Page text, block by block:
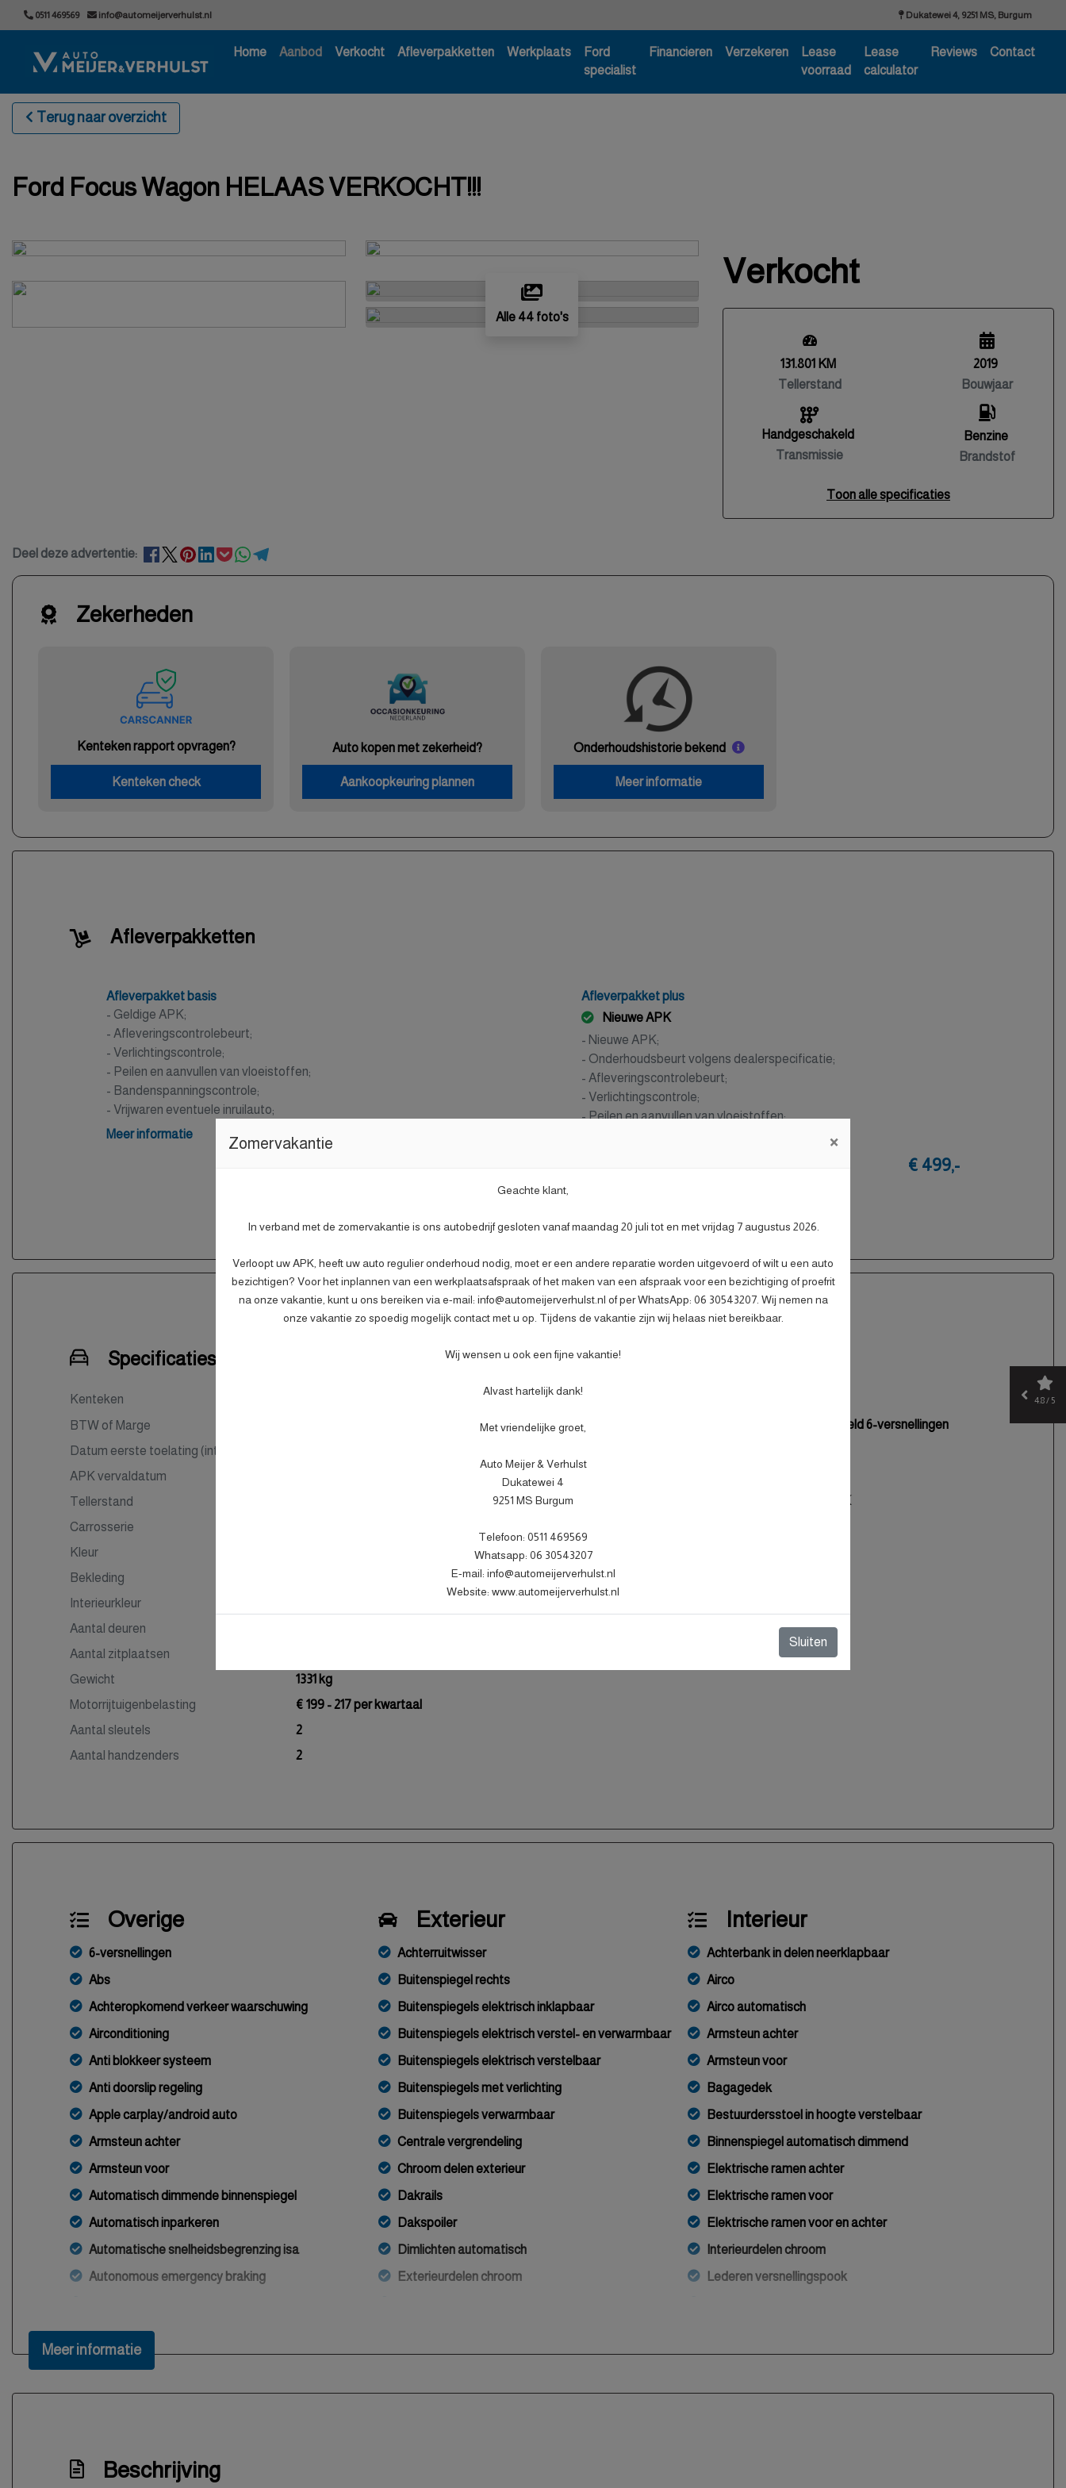
0511 469569 info@automeijerverhulst.nl Dukatewei 4, 9251 MS, Burgum
Home Aanbod Verkocht Afleverpakketten Werkplaats
Ford
specialist
Financieren Verzekeren
Lease
voorraad
Lease
calculator
Reviews Contact
Terug naar overzicht
Ford Focus Wagon HELAAS VERKOCHT!!!
Alle 44 foto's
Verkocht
131.801 KM
Tellerstand
Handgeschakeld
Transmissie
2019
Bouwjaar
Benzine
Brandstof
Toon alle specificaties
Deel deze advertentie:
Zekerheden
Kenteken rapport opvragen?
Kenteken check
Auto kopen met zekerheid?
Aankoopkeuring plannen
Onderhoudshistorie bekend
Meer informatie
Afleverpakketten
Afleverpakket basis
- Geldige APK;
- Afleveringscontrolebeurt;
- Verlichtingscontrole;
- Peilen en aanvullen van vloeistoffen;
- Bandenspanningscontrole;
- Vrijwaren eventuele inruilauto;
- Auto is of wordt gepoetst.
Meer informatie
Afleverpakket plus
Nieuwe APK
- Nieuwe APK;
- Onderhoudsbeurt volgens dealerspecificatie;
- Afleveringscontrolebeurt;
- Verlichtingscontrole;
- Peilen en aanvullen van vloeistoffen;
€ 499,-
Specificaties
Kenteken
BTW of Marge
Datum eerste toelating (internationaal)
APK vervaldatum
Tellerstand
Carrosserie
Kleur
Bekleding
Interieurkleur
Aantal deuren
Aantal zitplaatsen
Gewicht
1331 kg
Motorrijtuigenbelasting
€ 199 - 217 per kwartaal
Aantal sleutels
2
Aantal handzenders
2
Motor en transmissie
Brandstof
Transmissie
Handgeschakeld 6-versnellingen
Cilinderinhoud
Vermogen
92 kW / 125 PK
Acceleratie (0-100 km/h)
Maximum aantal toeren per minuut
Koppel
5.8 l/100km
Overige
6-versnellingen
Abs
Achteropkomend verkeer waarschuwing
Airconditioning
Anti blokkeer systeem
Anti doorslip regeling
Apple carplay/android auto
Armsteun achter
Armsteun voor
Automatisch dimmende binnenspiegel
Automatisch inparkeren
Automatische snelheidsbegrenzing isa
Autonomous emergency braking
Bestuurdersstoel in hoogte verstelbaar
Bluetooth
Brake assist system
Exterieur
Achterruitwisser
Buitenspiegel rechts
Buitenspiegels elektrisch inklapbaar
Buitenspiegels elektrisch verstel- en verwarmbaar
Buitenspiegels elektrisch verstelbaar
Buitenspiegels met verlichting
Buitenspiegels verwarmbaar
Centrale vergrendeling
Chroom delen exterieur
Dakrails
Dakspoiler
Dimlichten automatisch
Exterieurdelen chroom
Led achterlichten
Interieur
Achterbank in delen neerklapbaar
Airco
Airco automatisch
Armsteun achter
Armsteun voor
Bagagedek
Bestuurdersstoel in hoogte verstelbaar
Binnenspiegel automatisch dimmend
Elektrische ramen achter
Elektrische ramen voor
Elektrische ramen voor en achter
Interieurdelen chroom
Lederen versnellingspook
Multifunctioneel stuurwiel
Meer informatie
Beschrijving
4.8 / 5
Zomervakantie ×
Geachte klant,
In verband met de zomervakantie is ons autobedrijf gesloten vanaf maandag 20 juli tot en met vrijdag 7 augustus 2026.
Verloopt uw APK, heeft uw auto regulier onderhoud nodig, moet er een andere reparatie worden uitgevoerd of wilt u een auto
bezichtigen? Voor het inplannen van een werkplaatsafspraak of het maken van een afspraak voor een bezichtiging of proefrit
na onze vakantie, kunt u ons bereiken via e-mail: info@automeijerverhulst.nl of per WhatsApp: 06 30543207. Wij nemen na
onze vakantie zo spoedig mogelijk contact met u op. Tijdens de vakantie zijn wij helaas niet bereikbaar.
Wij wensen u ook een fijne vakantie!
Alvast hartelijk dank!
Met vriendelijke groet,
Auto Meijer & Verhulst
Dukatewei 4
9251 MS Burgum
Telefoon: 0511 469569
Whatsapp: 06 30543207
E-mail: info@automeijerverhulst.nl
Website: www.automeijerverhulst.nl
Sluiten